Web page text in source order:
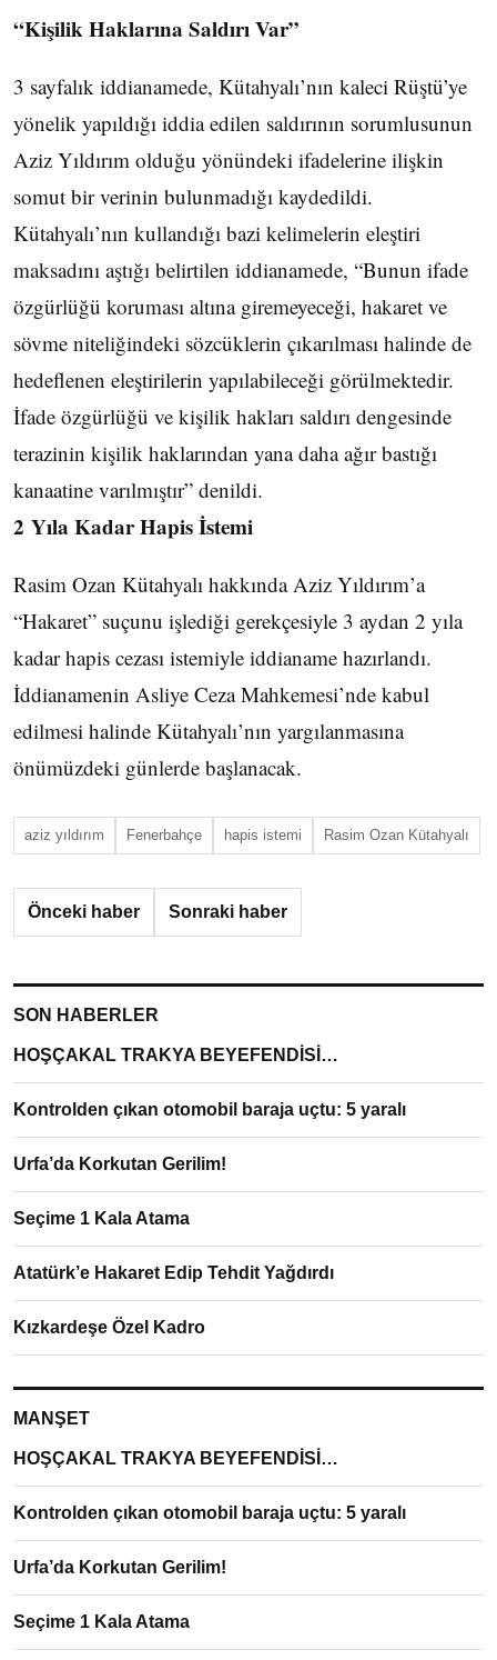
“Kişilik Haklarına Saldırı Var”
3 sayfalık iddianamede, Kütahyalı’nın kaleci Rüştü’ye
yönelik yapıldığı iddia edilen saldırının sorumlusunun
Aziz Yıldırım olduğu yönündeki ifadelerine ilişkin
somut bir verinin bulunmadığı kaydedildi.
Kütahyalı’nın kullandığı bazi kelimelerin eleştiri
maksadını aştığı belirtilen iddianamede, “Bunun ifade
özgürlüğü koruması altına giremeyeceği, hakaret ve
sövme niteliğindeki sözcüklerin çıkarılması halinde de
hedeflenen eleştirilerin yapılabileceği görülmektedir.
İfade özgürlüğü ve kişilik hakları saldırı dengesinde
terazinin kişilik haklarından yana daha ağır bastığı
kanaatine varılmıştır” denildi.
2 Yıla Kadar Hapis İstemi
Rasim Ozan Kütahyalı hakkında Aziz Yıldırım’a
“Hakaret” suçunu işlediği gerekçesiyle 3 aydan 2 yıla
kadar hapis cezası istemiyle iddianame hazırlandı.
İddianamenin Asliye Ceza Mahkemesi’nde kabul
edilmesi halinde Kütahyalı’nın yargılanmasına
önümüzdeki günlerde başlanacak.
aziz yıldırım Fenerbahçe hapis istemi Rasim Ozan Kütahyalı
Önceki haber Sonraki haber
SON HABERLER
HOŞÇAKAL TRAKYA BEYEFENDİSİ…
Kontrolden çıkan otomobil baraja uçtu: 5 yaralı
Urfa’da Korkutan Gerilim!
Seçime 1 Kala Atama
Atatürk’e Hakaret Edip Tehdit Yağdırdı
Kızkardeşe Özel Kadro
MANŞET
HOŞÇAKAL TRAKYA BEYEFENDİSİ…
Kontrolden çıkan otomobil baraja uçtu: 5 yaralı
Urfa’da Korkutan Gerilim!
Seçime 1 Kala Atama